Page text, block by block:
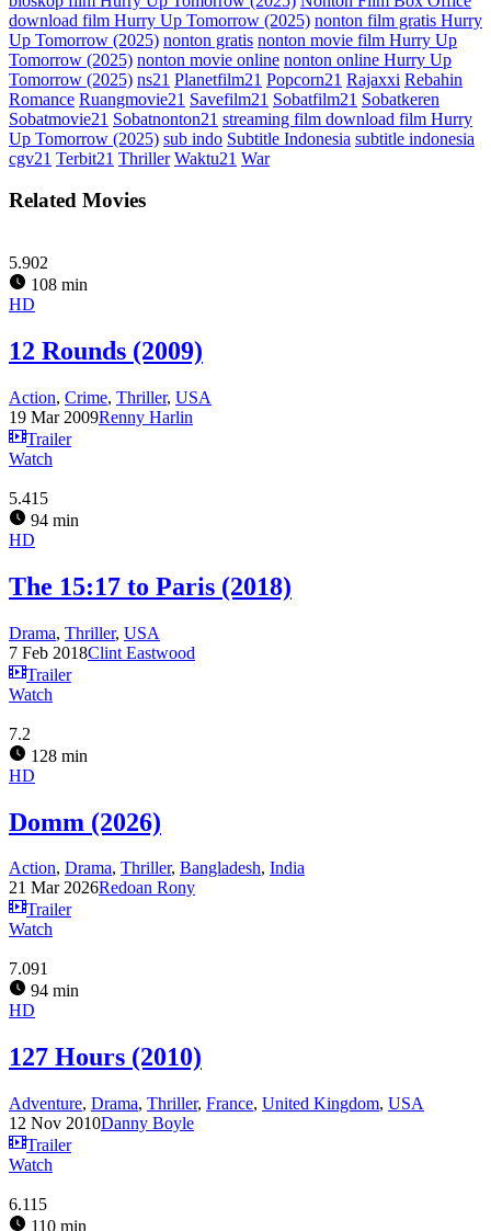
download film Hurry Up Tomorrow (2025) nonton film gratis Hurry
Up Tomorrow (2025) nonton gratis nonton movie film Hurry Up
Tomorrow (2025) nonton movie online nonton online Hurry Up
Tomorrow (2025) ns21 Planetfilm21 Popcorn21 Rajaxxi Rebahin
Romance Ruangmovie21 Savefilm21 Sobatfilm21 Sobatkeren
Sobatmovie21 Sobatnonton21 streaming film download film Hurry
Up Tomorrow (2025) sub indo Subtitle Indonesia subtitle indonesia
cgv21 Terbit21 Thriller Waktu21 War
Related Movies
5.902
108 min
HD
12 Rounds (2009)
Action, Crime, Thriller, USA
19 Mar 2009Renny Harlin
Trailer
Watch
5.415
94 min
HD
The 15:17 to Paris (2018)
Drama, Thriller, USA
7 Feb 2018Clint Eastwood
Trailer
Watch
7.2
128 min
HD
Domm (2026)
Action, Drama, Thriller, Bangladesh, India
21 Mar 2026Redoan Rony
Trailer
Watch
7.091
94 min
HD
127 Hours (2010)
Adventure, Drama, Thriller, France, United Kingdom, USA
12 Nov 2010Danny Boyle
Trailer
Watch
6.115
110 min